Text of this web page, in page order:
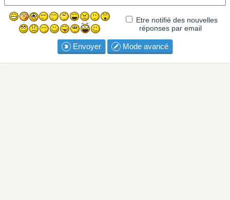
Etre notifié des nouvelles
réponses par email
Envoyer Mode avancé